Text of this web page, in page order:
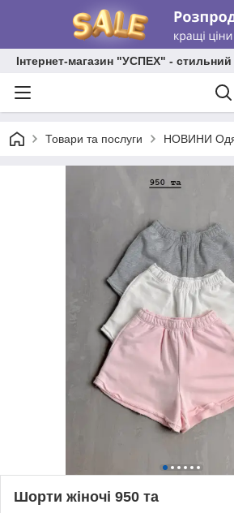
Інтернет-магазин "УСПЕХ" -
Товари та послуги НОВИНИ
Шорти жіночі 950 та